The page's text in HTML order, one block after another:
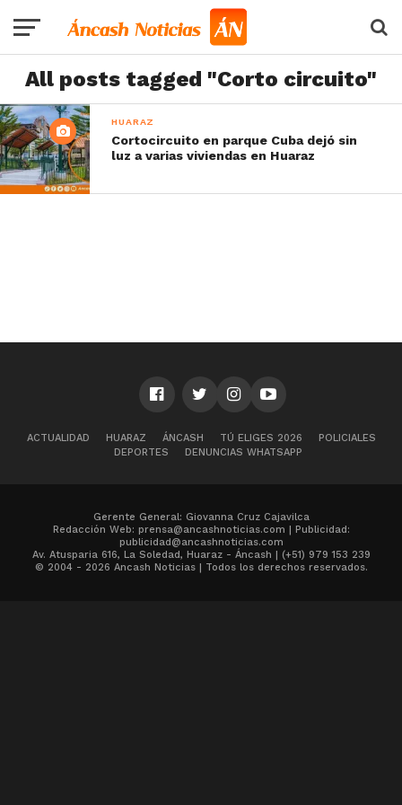
All posts tagged "Corto circuito"
HUARAZ
Cortocircuito en parque Cuba dejó sin
luz a varias viviendas en Huaraz
ACTUALIDAD HUARAZ ÁNCASH TÚ ELIGES 2026
POLICIALES
DEPORTES
DENUNCIAS WHATSAPP
Gerente General: Giovanna Cruz Cajavilca
Redacción Web: prensa@ancashnoticias.com | Publicidad:
publicidad@ancashnoticias.com
Av. Atusparia 616, La Soledad, Huaraz - Áncash | (+51) 979 153 239
© 2004 - 2026 Ancash Noticias | Todos los derechos reservados.